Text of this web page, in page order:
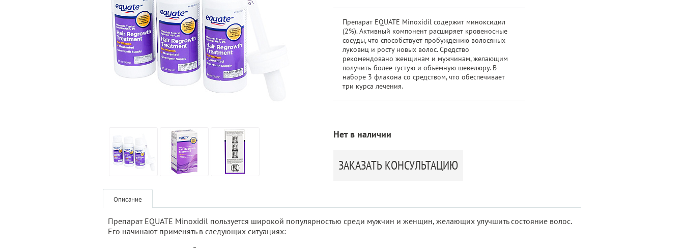
Препарат EQUATE Minoxidil содержит миноксидил
(2%). Активный компонент расширяет кровеносные
сосуды, что способствует пробуждению волосяных
луковиц и росту новых волос. Средство
рекомендовано женщинам и мужчинам, желающим
получить более густую и объёмную шевелюру. В
наборе 3 флакона со средством, что обеспечивает
три курса лечения.
Нет в наличии
ЗАКАЗАТЬ КОНСУЛЬТАЦИЮ
Описание
Препарат EQUATE Minoxidil пользуется широкой популярностью среди мужчин и женщин, желающих улучшить состояние волос.
Его начинают применять в следующих ситуациях: